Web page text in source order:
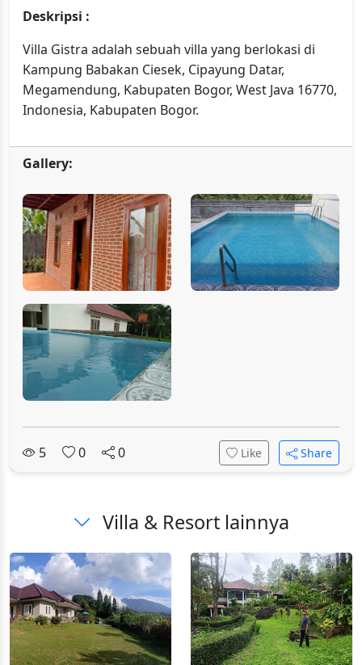
Deskripsi :
Villa Gistra adalah sebuah villa yang berlokasi di
Kampung Babakan Ciesek, Cipayung Datar,
Megamendung, Kabupaten Bogor, West Java 16770,
Indonesia, Kabupaten Bogor.
Gallery:
5 0 0 Like Share
Villa & Resort lainnya